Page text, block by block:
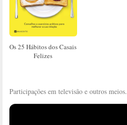
Os 25 Hábitos dos Casais
Felizes
Participações em televisão e outros meios.